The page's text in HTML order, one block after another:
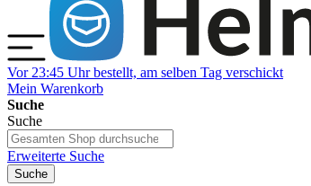
Vor 23:45 Uhr bestellt, am selben Tag verschickt
Mein Warenkorb
Suche
Suche
Erweiterte Suche
Suche